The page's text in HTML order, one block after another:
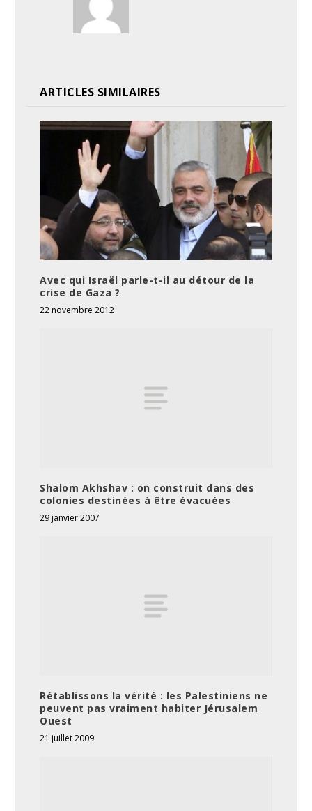
ARTICLES SIMILAIRES
Avec qui Israël parle-t-il au détour de la
crise de Gaza ?
22 novembre 2012
Shalom Akhshav : on construit dans des
colonies destinées à être évacuées
29 janvier 2007
Rétablissons la vérité : les Palestiniens ne
peuvent pas vraiment habiter Jérusalem
Ouest
21 juillet 2009